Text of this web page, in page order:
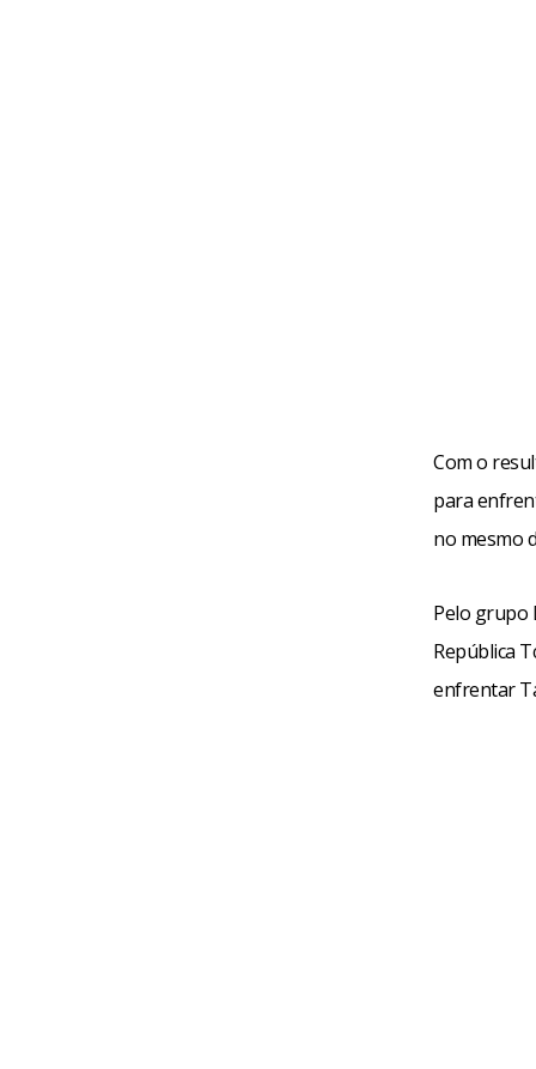
Com o
para
no mesmo
Pelo grupo
República
enfrentar